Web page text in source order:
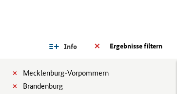
Ergebnisse filtern
Info
Mecklenburg-Vorpommern
Brandenburg